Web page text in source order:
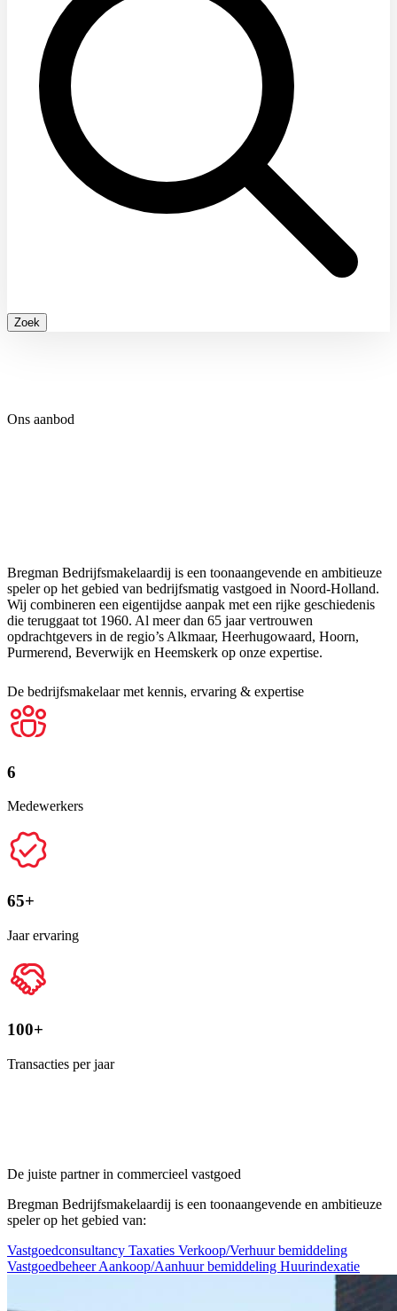
Zoek
Ons aanbod
Bregman Bedrijfsmakelaardij is een toonaangevende en ambitieuze
speler op het gebied van bedrijfsmatig vastgoed in Noord-Holland.
Wij combineren een eigentijdse aanpak met een rijke geschiedenis
die teruggaat tot 1960. Al meer dan 65 jaar vertrouwen
opdrachtgevers in de regio’s Alkmaar, Heerhugowaard, Hoorn,
Purmerend, Beverwijk en Heemskerk op onze expertise.
De bedrijfsmakelaar met kennis, ervaring & expertise
6
Medewerkers
65+
Jaar ervaring
100+
Transacties per jaar
De juiste partner in commercieel vastgoed
Bregman Bedrijfsmakelaardij is een toonaangevende en ambitieuze
speler op het gebied van:
Vastgoedconsultancy Taxaties Verkoop/Verhuur bemiddeling
VastgoedbeheerAankoop/Aanhuur bemiddeling Huurindexatie